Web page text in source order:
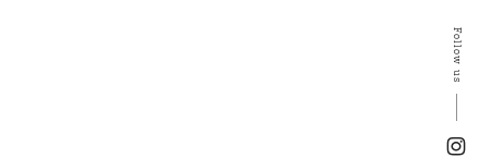
Follow us